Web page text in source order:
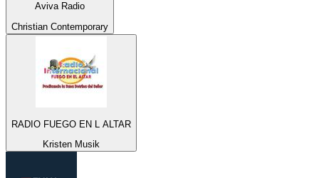
Aviva Radio
Christian Contemporary
RADIO FUEGO EN L ALTAR
Kristen Musik